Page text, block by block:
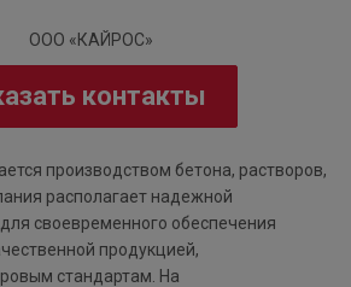
контакты
производством бетона, растворов,
располагает надежной
своевременного обеспечения
продукцией,
стандартам. На